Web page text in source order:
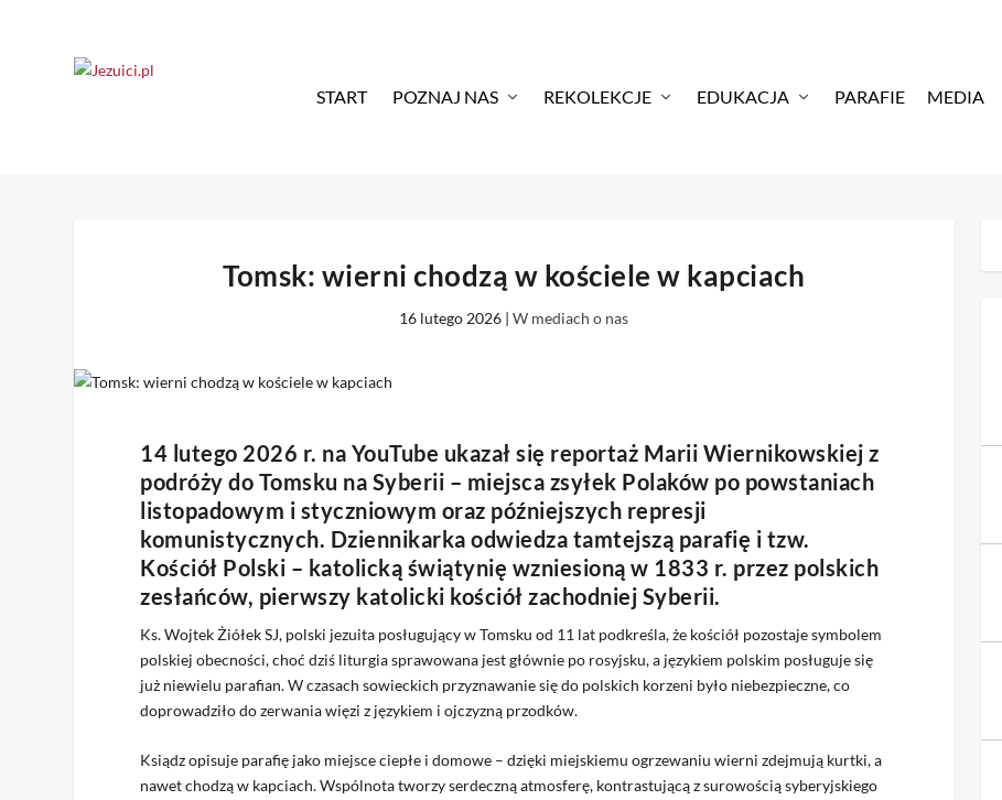
START POZNAJ NAS REKOLEKCJE EDUKACJA PARAFIE MEDIA
Tomsk: wierni chodzą w kościele w kapciach
16 lutego 2026 |W mediach o nas
14 lutego 2026 r. na YouTube ukazał się reportaż Marii Wiernikowskiej z
podróży do Tomsku na Syberii – miejsca zsyłek Polaków po powstaniach
listopadowym i styczniowym oraz późniejszych represji
komunistycznych. Dziennikarka odwiedza tamtejszą parafię i tzw.
Kościół Polski – katolicką świątynię wzniesioną w 1833 r. przez polskich
zesłańców, pierwszy katolicki kościół zachodniej Syberii.
Ks. Wojtek Żiółek SJ, polski jezuita posługujący w Tomsku od 11 lat podkreśla, że kościół pozostaje symbolem
polskiej obecności, choć dziś liturgia sprawowana jest głównie po rosyjsku, a językiem polskim posługuje się
już niewielu parafian. W czasach sowieckich przyznawanie się do polskich korzeni było niebezpieczne, co
doprowadziło do zerwania więzi z językiem i ojczyzną przodków.
Ksiądz opisuje parafię jako miejsce ciepłe i domowe – dzięki miejskiemu ogrzewaniu wierni zdejmują kurtki, a
nawet chodzą w kapciach. Wspólnota tworzy serdeczną atmosferę, kontrastującą z surowością syberyjskiego